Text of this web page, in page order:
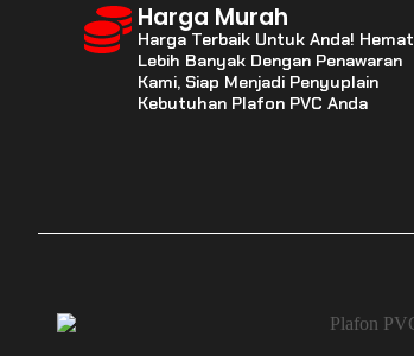
Harga Murah
Harga Terbaik Untuk Anda! Hemat
Lebih Banyak Dengan Penawaran
Kami, Siap Menjadi Penyuplain
Kebutuhan Plafon PVC Anda